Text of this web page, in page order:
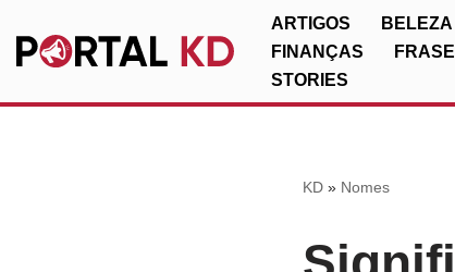
Pular
ARTIGOS
FINANÇAS
STORIES
KD» Nomes